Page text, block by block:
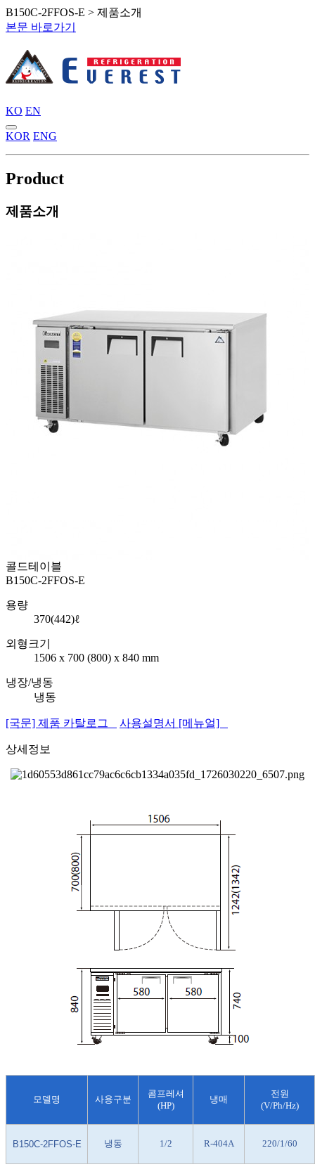
B150C-2FFOS-E > 제품소개
본문 바로가기
KO EN
KOR ENG
Product
제품소개
콜드테이블
B150C-2FFOS-E
용량
370(442)ℓ
외형크기
1506 x 700 (800) x 840 mm
냉장/냉동
냉동
[국문] 제품 카탈로그 사용설명서 [메뉴얼]
상세정보
모델명 사용구분
콤프레셔
(HP)
냉매
전원
(V/Ph/Hz)
B150C-2FFOS-E 냉동 1/2 R-404A 220/1/60